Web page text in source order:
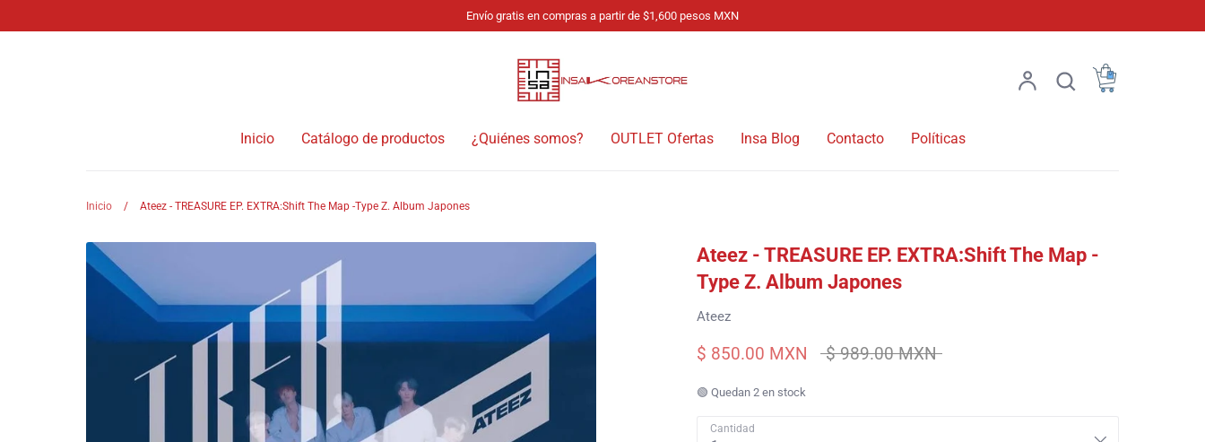
directamente
Envío gratis en compras a partir de $1,600 pesos MXN
Cuenta Buscar
Buscar
Inicio Catálogo de productos ¿Quiénes somos? OUTLET Ofertas Insa Blog Contacto Políticas
Inicio / Ateez - TREASURE EP. EXTRA:Shift The Map -Type Z. Album Japones
Ateez - TREASURE EP. EXTRA:Shift The Map -
Type Z. Album Japones
Ateez
$ 850.00 MXN
Precio
$ 989.00 MXN
🟢 Quedan 2 en stock
Cantidad